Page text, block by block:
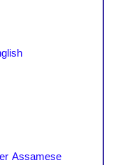
Assamese